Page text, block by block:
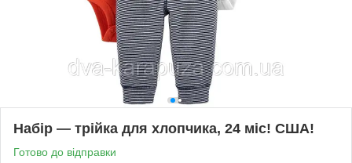
Набір — трійка для хлопчика, 24 міс! США!
Готово до відправки